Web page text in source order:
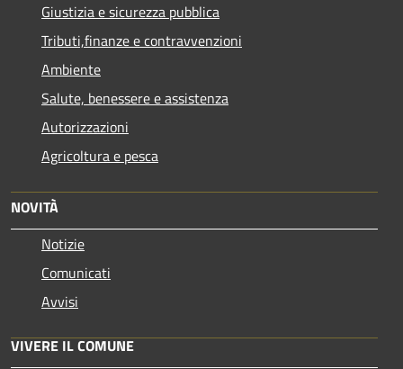
Giustizia e sicurezza pubblica
Tributi,finanze e contravvenzioni
Ambiente
Salute, benessere e assistenza
Autorizzazioni
Agricoltura e pesca
NOVITÀ
Notizie
Comunicati
Avvisi
VIVERE IL COMUNE